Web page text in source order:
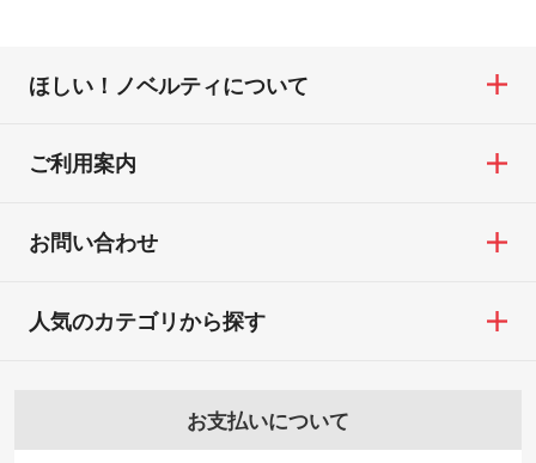
ほしい！ノベルティについて
ご利用案内
お問い合わせ
お支払いについて
人気のカテゴリから探す